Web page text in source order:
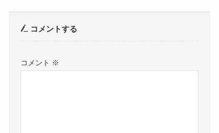
コメントする
コメント ※